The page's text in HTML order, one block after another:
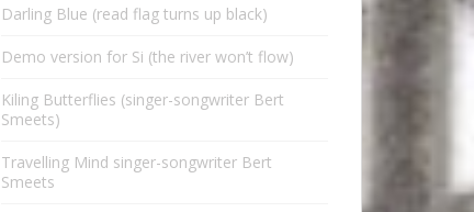
Darling Blue (read flag turns up black)
Demo version for Si (the river won’t flow)
Kiling Butterflies (singer-songwriter Bert
Smeets)
Travelling Mind singer-songwriter Bert
Smeets